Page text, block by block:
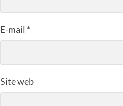
E-mail *
Site web